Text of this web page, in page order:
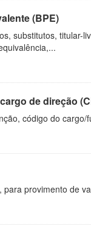
(BPE)
substitutos, titular-
de direção
código do cargo/
provimento de